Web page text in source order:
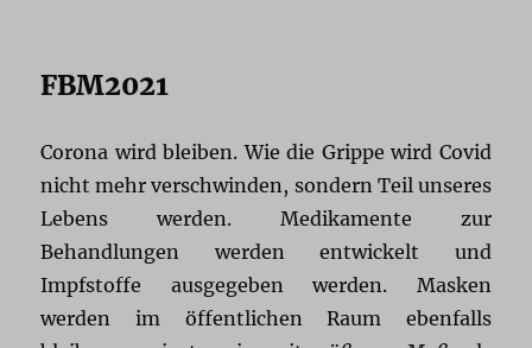
FBM2021
Corona wird bleiben. Wie die Grippe wird Covid
nicht mehr verschwinden, sondern Teil unseres
Lebens werden. Medikamente zur
Behandlungen werden entwickelt und
Impfstoffe ausgegeben werden. Masken
werden im öffentlichen Raum ebenfalls